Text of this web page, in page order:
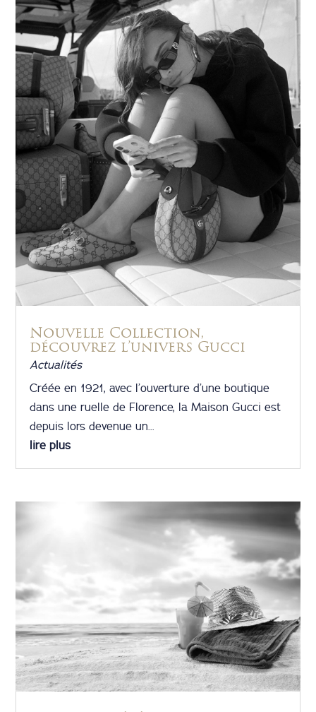
Nouvelle Collection,
découvrez l’univers Gucci
Actualités
Créée en 1921, avec l’ouverture d’une boutique
dans une ruelle de Florence, la Maison Gucci est
depuis lors devenue un...
lire plus